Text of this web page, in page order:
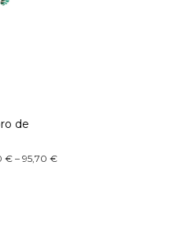
de
€– 95,70 €